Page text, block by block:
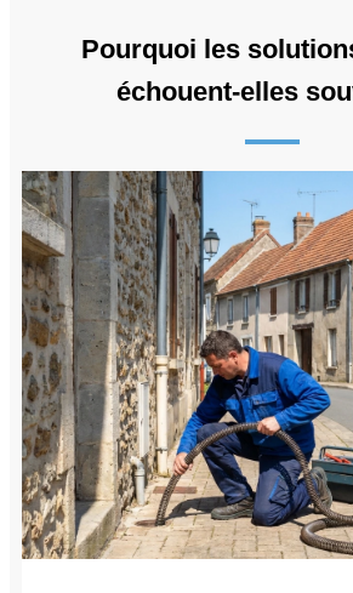
Pourquoi les
échouent-elles